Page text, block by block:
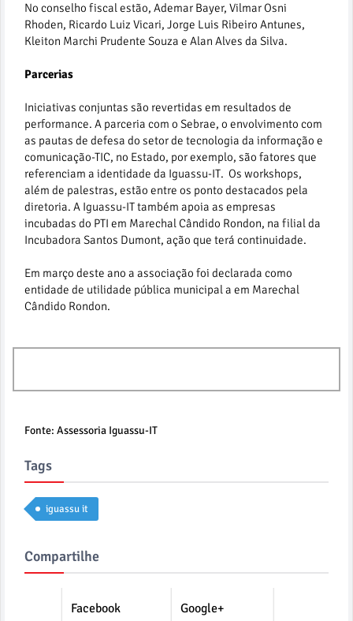
No conselho fiscal estão, Ademar Bayer, Vilmar Osni
Rhoden, Ricardo Luiz Vicari, Jorge Luis Ribeiro Antunes,
Kleiton Marchi Prudente Souza e Alan Alves da Silva.
Parcerias
Iniciativas conjuntas são revertidas em resultados de
performance. A parceria com o Sebrae, o envolvimento com
as pautas de defesa do setor de tecnologia da informação e
comunicação-TIC, no Estado, por exemplo, são fatores que
referenciam a identidade da Iguassu-IT. Os workshops,
além de palestras, estão entre os ponto destacados pela
diretoria. A Iguassu-IT também apoia as empresas
incubadas do PTI em Marechal Cândido Rondon, na filial da
Incubadora Santos Dumont, ação que terá continuidade.
Em março deste ano a associação foi declarada como
entidade de utilidade pública municipal a em Marechal
Cândido Rondon.
Fonte: Assessoria Iguassu-IT
Tags
iguassu it
Compartilhe
Facebook Google+